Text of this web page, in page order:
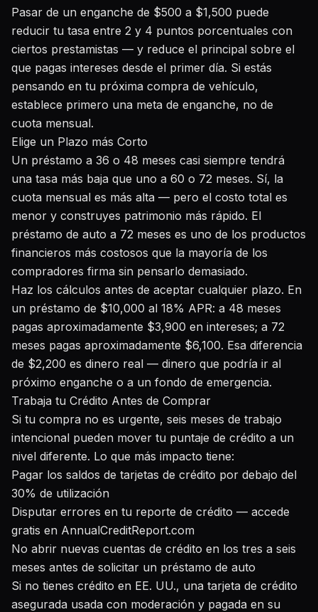
Pasar de un enganche de $500 a $1,500 puede
reducir tu tasa entre 2 y 4 puntos porcentuales con
ciertos prestamistas — y reduce el principal sobre el
que pagas intereses desde el primer día. Si estás
pensando en tu próxima compra de vehículo,
establece primero una meta de enganche, no de
cuota mensual.
Elige un Plazo más Corto
Un préstamo a 36 o 48 meses casi siempre tendrá
una tasa más baja que uno a 60 o 72 meses. Sí, la
cuota mensual es más alta — pero el costo total es
menor y construyes patrimonio más rápido. El
préstamo de auto a 72 meses es uno de los productos
financieros más costosos que la mayoría de los
compradores firma sin pensarlo demasiado.
Haz los cálculos antes de aceptar cualquier plazo. En
un préstamo de $10,000 al 18% APR: a 48 meses
pagas aproximadamente $3,900 en intereses; a 72
meses pagas aproximadamente $6,100. Esa diferencia
de $2,200 es dinero real — dinero que podría ir al
próximo enganche o a un fondo de emergencia.
Trabaja tu Crédito Antes de Comprar
Si tu compra no es urgente, seis meses de trabajo
intencional pueden mover tu puntaje de crédito a un
nivel diferente. Lo que más impacto tiene:
Pagar los saldos de tarjetas de crédito por debajo del
30% de utilización
Disputar errores en tu reporte de crédito — accede
gratis en AnnualCreditReport.com
No abrir nuevas cuentas de crédito en los tres a seis
meses antes de solicitar un préstamo de auto
Si no tienes crédito en EE. UU., una tarjeta de crédito
asegurada usada con moderación y pagada en su